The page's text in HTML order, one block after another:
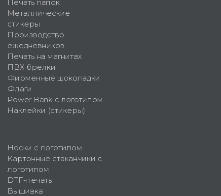
Печать папок
Металлические
стикеры
Производство
ежедневников
Печать на магнитах
ПВХ брелки
Фирменные шоколадки
Флаги
Power Bank с логотипом
Наклейки (стикеры)
Носки с логотипом
Картонные стаканчики с
логотипом
DTF-печать
Вышивка